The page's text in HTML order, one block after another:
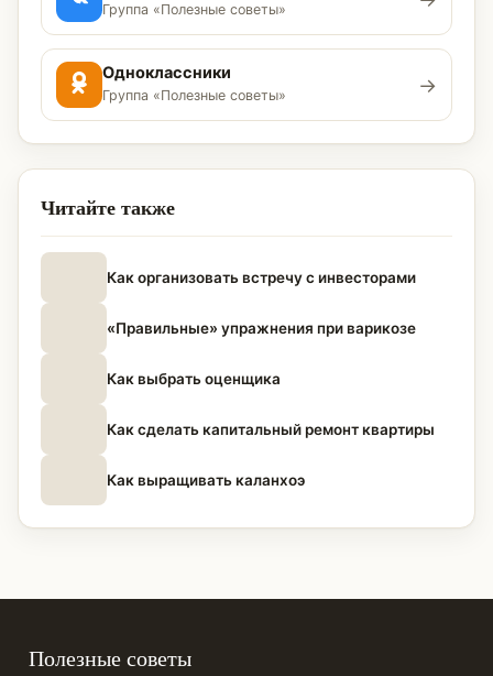
Группа «Полезные советы»
Одноклассники
Группа «Полезные советы» →
Читайте также
Как организовать встречу с инвесторами
«Правильные» упражнения при варикозе
Как выбрать оценщика
Как сделать капитальный ремонт квартиры
Как выращивать каланхоэ
Полезные советы